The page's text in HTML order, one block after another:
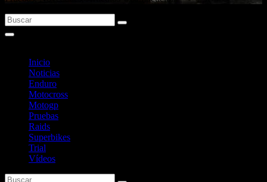
Inicio
Noticias
Enduro
Motocross
Motogp
Pruebas
Raids
Superbikes
Trial
Vídeos